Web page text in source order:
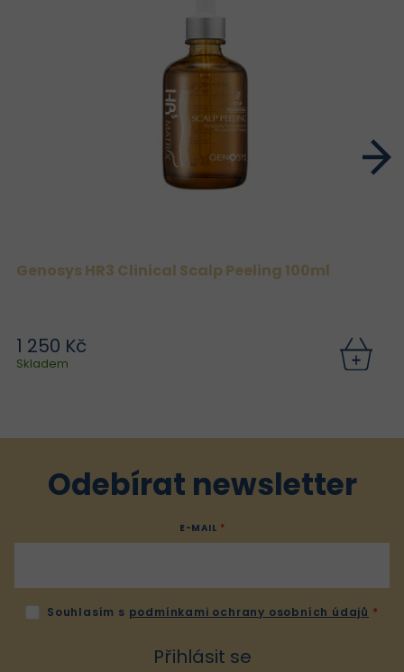
Genosys HR3 Clinical Scalp Peeling 100ml
1 250 Kč
Skladem
Odebírat newsletter
E-MAIL
Souhlasím s podmínkami ochrany osobních údajů
Přihlásit se